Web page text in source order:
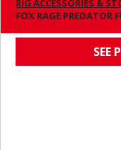
RIG ACCESSORIES &
FOX RAGE PREDATOR
FOX RAGE
SEE